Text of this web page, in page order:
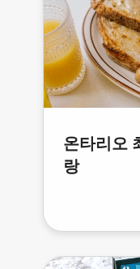
온타리오
랑